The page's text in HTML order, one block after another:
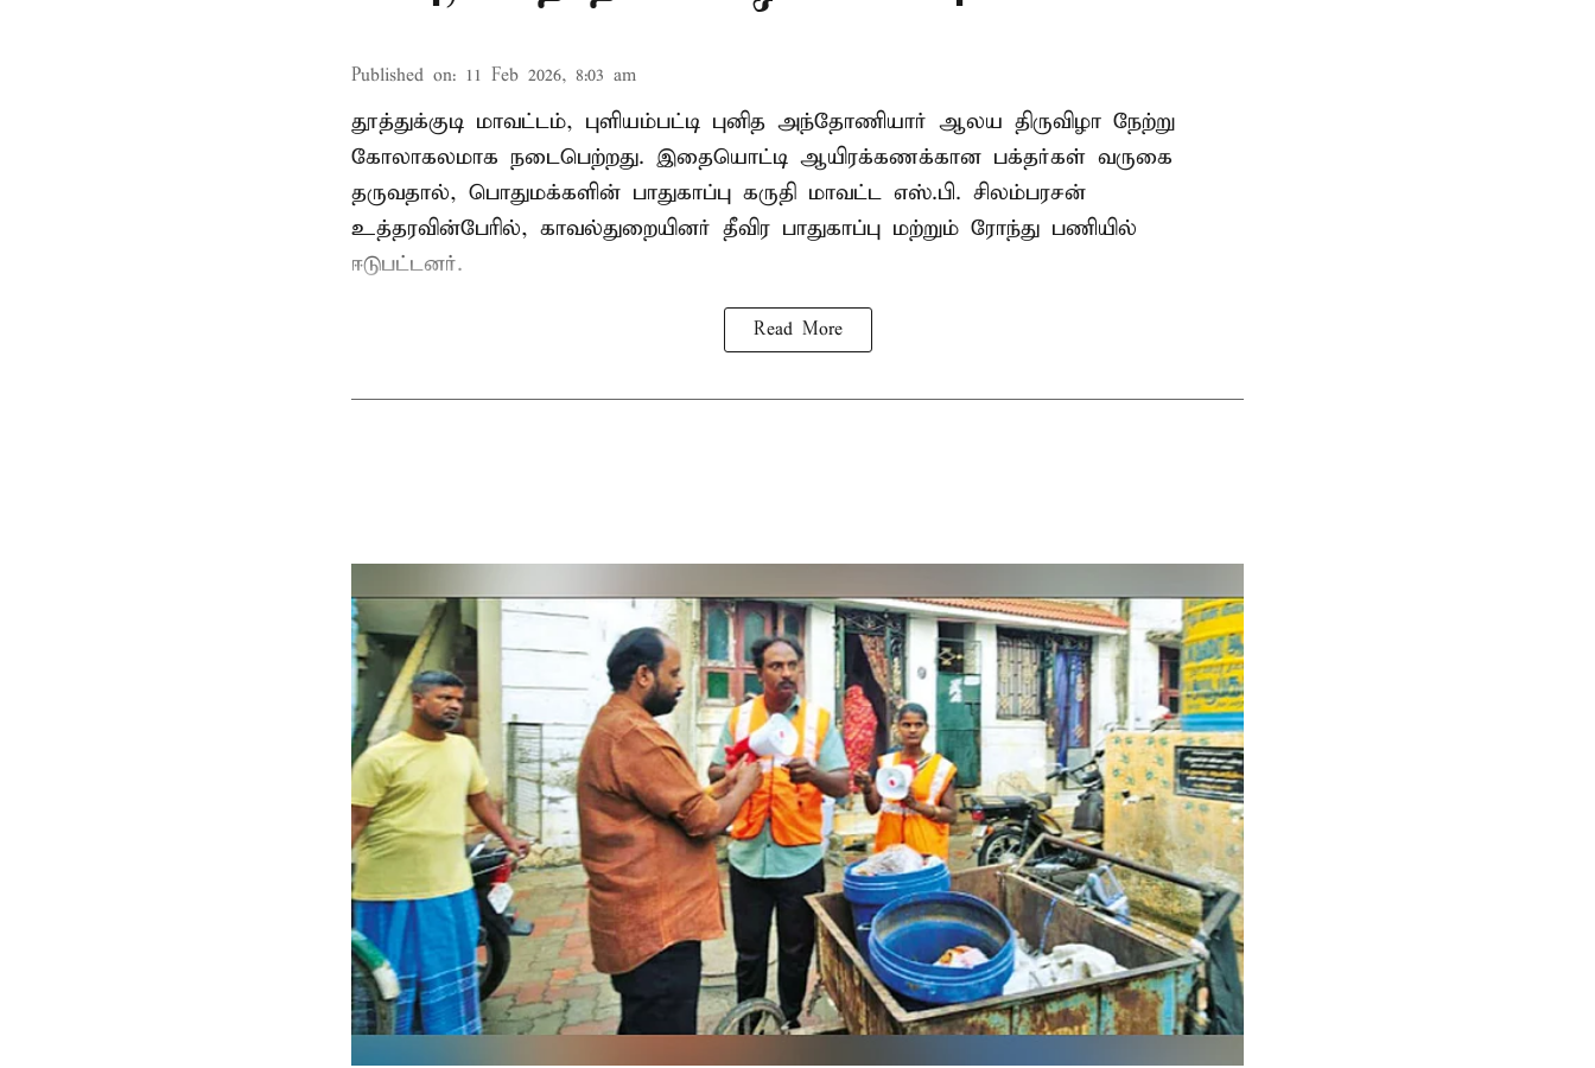
Published on: 11 Feb 2026, 8:03 am
தூத்துக்குடி மாவட்டம், புளியம்பட்டி புனித அந்தோணியார் ஆலய திருவிழா நேற்று
கோலாகலமாக நடைபெற்றது. இதையொட்டி ஆயிரக்கணக்கான பக்தர்கள் வருகை
தருவதால், பொதுமக்களின் பாதுகாப்பு கருதி மாவட்ட எஸ்.பி. சிலம்பரசன்
உத்தரவின்பேரில், காவல்துறையினர் தீவிர பாதுகாப்பு மற்றும் ரோந்து பணியில்
ஈடுபட்டனர்.
Read More